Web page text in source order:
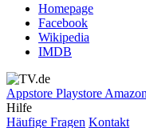
Homepage
Facebook
Wikipedia
IMDB
Appstore Playstore Amazon
Hilfe
Häufige Fragen Kontakt